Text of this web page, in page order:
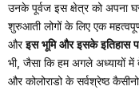
उनके पूर्वज इस क्षेत्र को अपना
शुरुआती लोगों के लिए एक
औरइस भूमि और इसके इतिहास
भी, जैसा कि हम अगले अध्यायों
और कोलोराडो के सर्वश्रेष्ठ